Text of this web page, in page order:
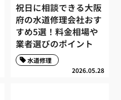
祝日に相談できる大阪
府の水道修理会社おす
すめ5選！料金相場や
業者選びのポイント
2026.05.28
水道修理